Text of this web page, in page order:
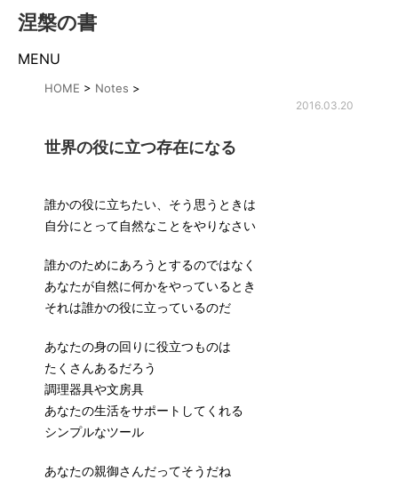
涅槃の書
MENU
HOME > Notes >
2016.03.20
世界の役に立つ存在になる
誰かの役に立ちたい、そう思うときは
自分にとって自然なことをやりなさい
誰かのためにあろうとするのではなく
あなたが自然に何かをやっているとき
それは誰かの役に立っているのだ
あなたの身の回りに役立つものは
たくさんあるだろう
調理器具や文房具
あなたの生活をサポートしてくれる
シンプルなツール
あなたの親御さんだってそうだね